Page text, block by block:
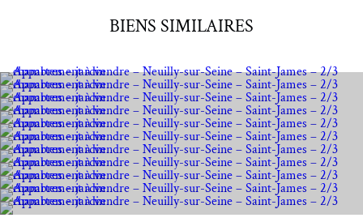
BIENS SIMILAIRES